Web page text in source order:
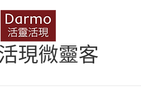
現微靈客